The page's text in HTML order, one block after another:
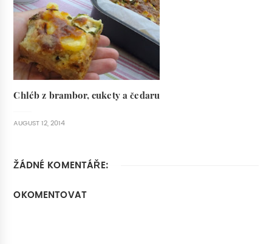
Chléb z brambor, cukety a čedaru
AUGUST 12, 2014
ŽÁDNÉ KOMENTÁŘE:
OKOMENTOVAT